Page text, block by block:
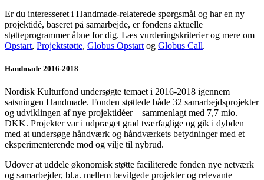
Er du interesseret i Handmade-relaterede spørgsmål og har en ny
projektidé, baseret på samarbejde, er fondens aktuelle
støtteprogrammer åbne for dig. Læs vurderingskriterier og mere om
Opstart, Projektstøtte, Globus Opstart og Globus Call.
Handmade 2016-2018
Nordisk Kulturfond undersøgte temaet i 2016-2018 igennem
satsningen Handmade. Fonden støttede både 32 samarbejdsprojekter
og udviklingen af nye projektidéer – sammenlagt med 7,7 mio.
DKK. Projekter var i udpræget grad tværfaglige og gik i dybden
med at undersøge håndværk og håndværkets betydninger med et
eksperimenterende mod og vilje til nybrud.
Udover at uddele økonomisk støtte faciliterede fonden nye netværk
og samarbejder, bl.a. mellem bevilgede projekter og relevante